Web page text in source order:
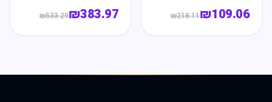
₪109.06
₪218.11
₪383.97
₪533.29